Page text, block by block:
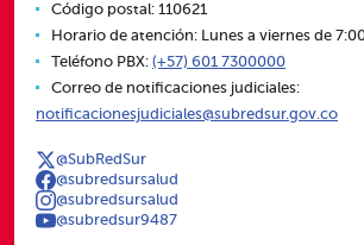
Código postal: 110621
Horario de atención: Lunes a viernes de
Teléfono PBX: (+57) 601 7300000
Correo de notificaciones judiciales:
notificacionesjudiciales@subredsur.gov.co
@SubRedSur
@subredsursalud
@subredsursalud
@subredsur9487